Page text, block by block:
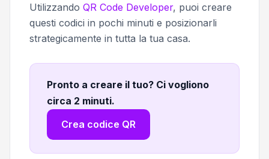
Utilizzando QR Code Developer, puoi creare
questi codici in pochi minuti e posizionarli
strategicamente in tutta la tua casa.
Pronto a creare il tuo? Ci vogliono
circa 2 minuti.
Crea codice QR